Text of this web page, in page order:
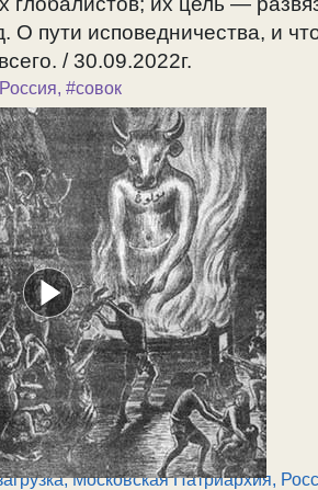
О пути исповедничества, и
/ 30.09.2022г.
, #совок
,Московская Патриархия,